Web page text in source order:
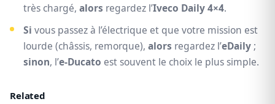
très chargé, alors regardez l’Iveco Daily 4×4.
Si vous passez à l’électrique et que votre mission est
lourde (châssis, remorque), alors regardez l’eDaily ;
sinon, l’e-Ducato est souvent le choix le plus simple.
Related